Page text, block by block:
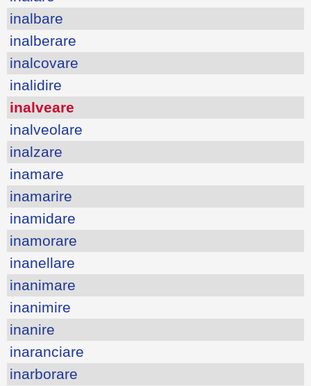
inalbare
inalberare
inalcovare
inalidire
inalveare
inalveolare
inalzare
inamare
inamarire
inamidare
inamorare
inanellare
inanimare
inanimire
inanire
inaranciare
inarborare